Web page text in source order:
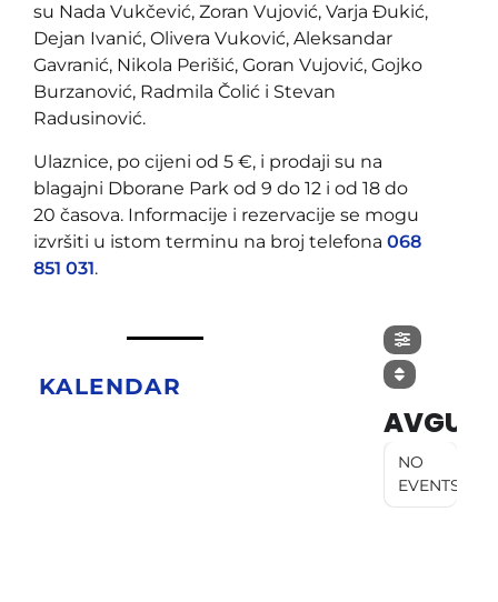
su Nada Vukčević, Zoran Vujović, Varja Đukić,
Dejan Ivanić, Olivera Vuković, Aleksandar
Gavranić, Nikola Perišić, Goran Vujović, Gojko
Burzanović, Radmila Čolić i Stevan
Radusinović.
Ulaznice, po cijeni od 5 €, i prodaji su na
blagajni Dborane Park od 9 do 12 i od 18 do
20 časova. Informacije i rezervacije se mogu
izvršiti u istom terminu na broj telefona 068
851 031.
KALENDAR
AVGUST
NO
EVENTS